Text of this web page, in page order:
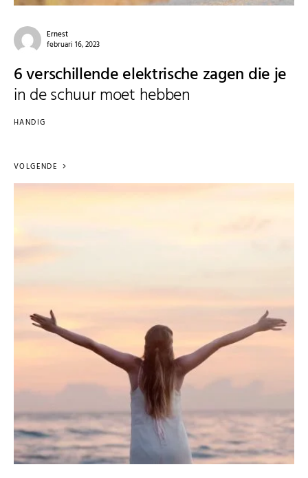
Ernest
februari 16, 2023
6 verschillende elektrische zagen die je
in de schuur moet hebben
HANDIG
VOLGENDE